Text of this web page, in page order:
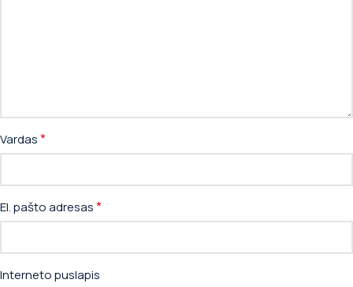
Vardas*
El. pašto adresas*
Interneto puslapis